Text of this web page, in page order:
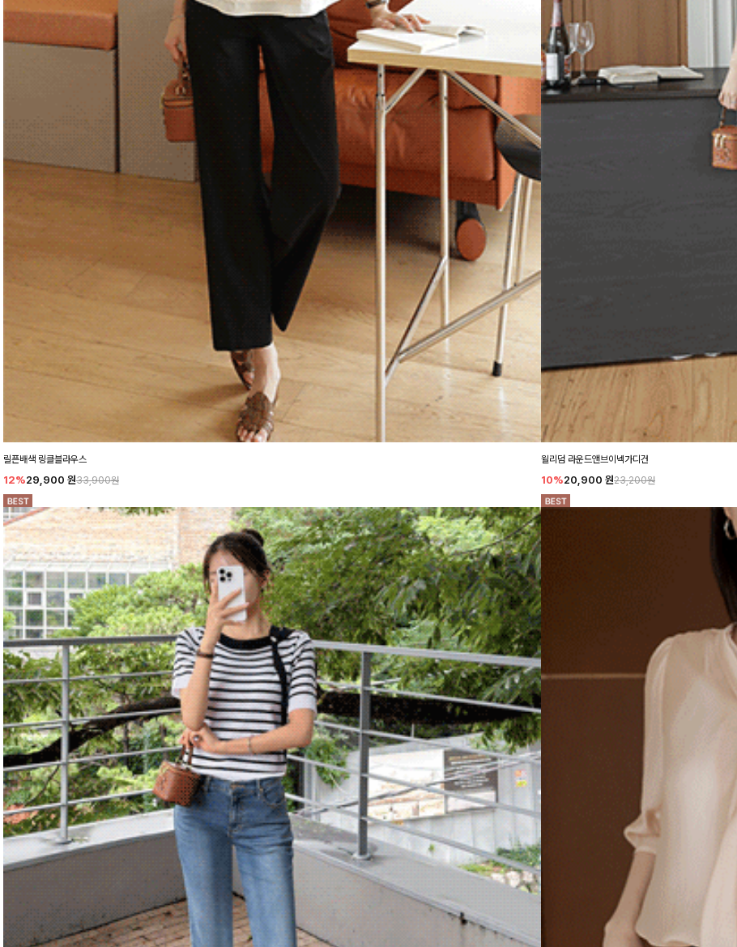
릴픈배색 링클블라우스
12%29,900 원33,900원
윌리덤 라운드앤브이넥가디건
10%20,900 원23,200원